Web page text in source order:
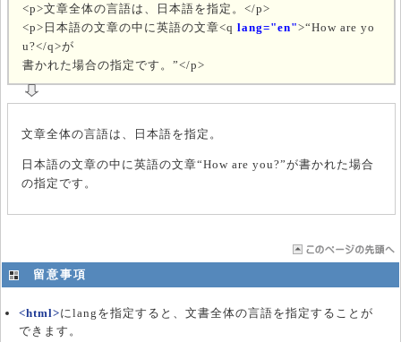
<p>文章全体の言語は、日本語を指定。</p>
<p>日本語の文章の中に英語の文章<q lang="en"> How are yo
u?</q>が
書かれた場合の指定です。
</p>
文章全体の言語は、日本語を指定。
日本語の文章の中に英語の文章 How are you? が書かれた場合
の指定です。
留意事項
<html>にlangを指定すると、文書全体の言語を指定することが
できます。